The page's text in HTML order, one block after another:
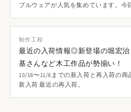
ブルウェアが人気を集めています。今
制作工程
最近の入荷情報◎新登場の堀宏
基さんなど木工作品が勢揃い！
10/18〜11/8までの新入荷と再入荷の
新入荷 最近の再入荷。